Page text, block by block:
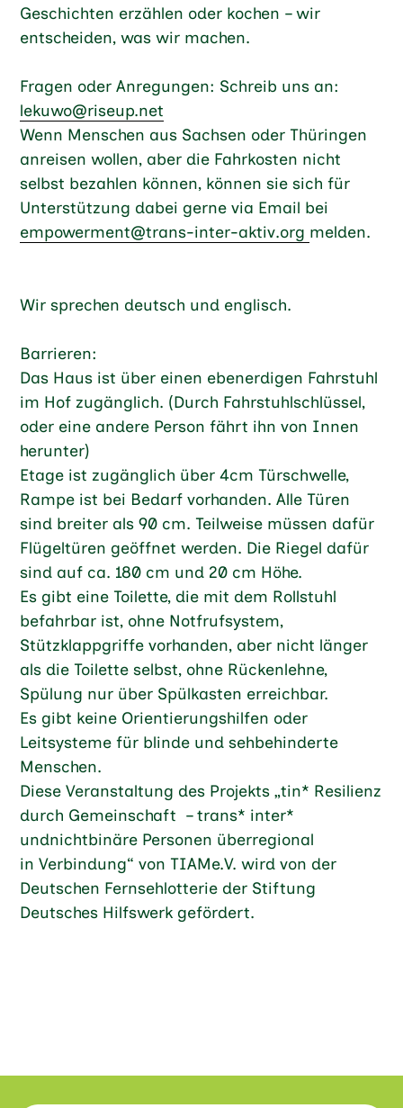
Geschichten erzählen oder kochen – wir
entscheiden, was wir machen.
Fragen oder Anregungen: Schreib uns an:
lekuwo@riseup.net
Wenn Menschen aus Sachsen oder Thüringen
anreisen wollen, aber die Fahrkosten nicht
selbst bezahlen können, können sie sich für
Unterstützung dabei gerne via Email bei
empowerment@trans-inter-aktiv.org melden.
Wir sprechen deutsch und englisch.
Barrieren:
Das Haus ist über einen ebenerdigen Fahrstuhl
im Hof zugänglich. (Durch Fahrstuhlschlüssel,
oder eine andere Person fährt ihn von Innen
herunter)
Etage ist zugänglich über 4cm Türschwelle,
Rampe ist bei Bedarf vorhanden. Alle Türen
sind breiter als 90 cm. Teilweise müssen dafür
Flügeltüren geöffnet werden. Die Riegel dafür
sind auf ca. 180 cm und 20 cm Höhe.
Es gibt eine Toilette, die mit dem Rollstuhl
befahrbar ist, ohne Notfrufsystem,
Stützklappgriffe vorhanden, aber nicht länger
als die Toilette selbst, ohne Rückenlehne,
Spülung nur über Spülkasten erreichbar.
Es gibt keine Orientierungshilfen oder
Leitsysteme für blinde und sehbehinderte
Menschen.
Diese Veranstaltung des Projekts „tin* Resilienz
durch Gemeinschaft – trans* inter*
undnichtbinäre Personen überregional
in Verbindung“ von TIAMe.V. wird von der
Deutschen Fernsehlotterie der Stiftung
Deutsches Hilfswerk gefördert.